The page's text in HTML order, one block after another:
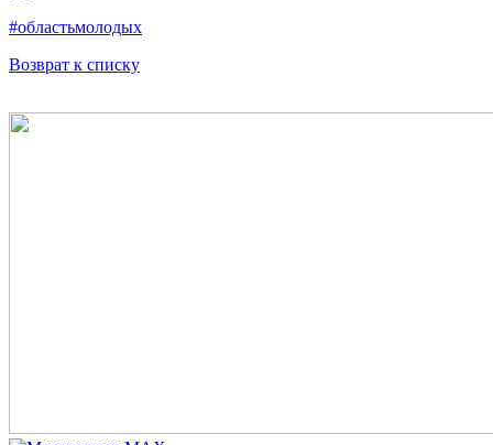
#областьмолодых
Возврат к списку